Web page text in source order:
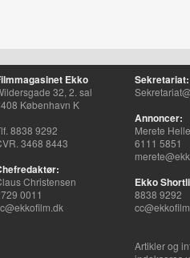
Ekko
32, 2. sal
København K
8838 9292
3468 8443
Christensen
0011
Sekretariat:
Annoncer:
Merete
6111 5851
Ekko
8838 9292
Artikler og